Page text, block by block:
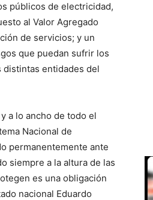
públicos de electricidad,
al Valor Agregado
de servicios; y un
que puedan sufrir los
entidades del
a lo ancho de todo el
Nacional de
permanentemente ante
siempre a la altura de las
es una obligación
nacional Eduardo